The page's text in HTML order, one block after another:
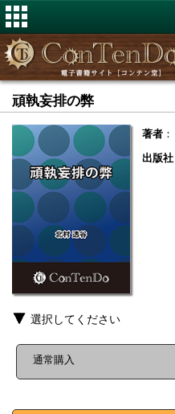
頑執妄排の弊
著者 ：
出版社
選択してください
通常購入